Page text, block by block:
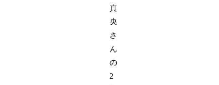
真
央
さ
ん
の
2